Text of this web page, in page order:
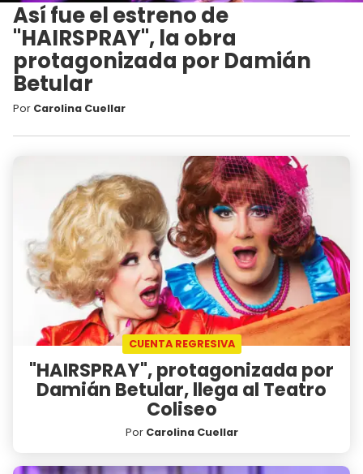
Así fue el estreno de
"HAIRSPRAY", la obra
protagonizada por Damián
Betular
Por Carolina Cuellar
CUENTA REGRESIVA
"HAIRSPRAY", protagonizada por
Damián Betular, llega al Teatro
Coliseo
Por Carolina Cuellar